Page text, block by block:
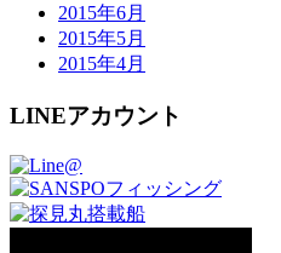
2015年6月
2015年5月
2015年4月
LINEアカウント